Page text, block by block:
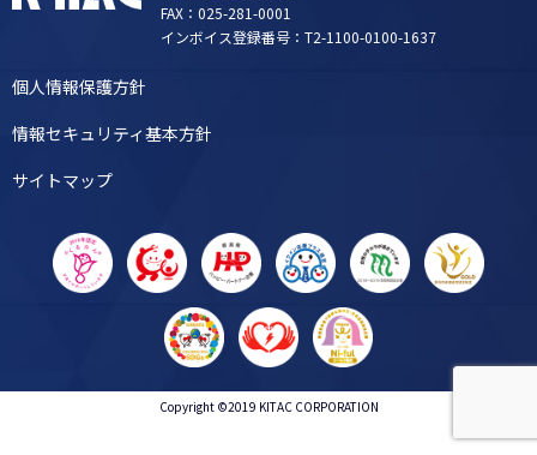
FAX：025-281-0001
インボイス登録番号：T2-1100-0100-1637
個人情報保護方針
情報セキュリティ基本方針
サイトマップ
Copyright ©2019 KITAC CORPORATION